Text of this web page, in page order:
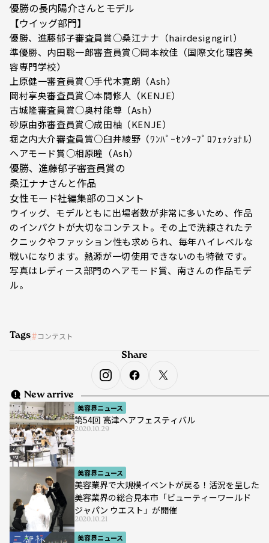
優勝の長内陽介さんとモデル
【ウイッグ部門】
優勝、進藤郁子審査員賞○桑江ナナ（hairdesigngirl）
準優勝、内田聡一郎審査員賞○岡本紋佳（国際文化理容美
容専門学校）
上原健一審査員賞○手代木寛朗（Ash）
岡村享央審査員賞○本間修人（KENJE）
古城隆審査員賞○奥村能尊（Ash）
砂原由弥審査員賞○成田柚（KENJE）
堀之内大介審査員賞○臼井綾野（ﾜﾝﾊﾟｰｾﾝﾀｰﾌﾟﾛﾌｪｯｼｮﾅﾙ）
ヘアモード賞○相原瞳（Ash）
優勝、進藤郁子審査員賞の
桑江ナナさんと作品
女性モード社編集部のコメント
ウイッグ、モデルともに出場者数が非常に多いため、作品
のインパクトが大切なコンテスト。その上で洗練されたテ
クニックやファッション性も求められ、毎年ハイレベルな
戦いになります。熱源が一切使用できないのも特徴です。
写真はレディース部門のヘアモード賞、南さんの作品モデ
ル。
Tags コンテスト
New arrive
美容界ニュース
第54回 高津ヘアフェスティバル
2020.10.29
美容界ニュース
美容業界で大規模イベントが戻る！活況を呈した
美容業界の総合見本市「ビューティーワールド
ジャパン ウエスト」が開催
2020.10.21
美容界ニュース
Share